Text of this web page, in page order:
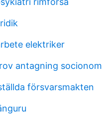
elektriker
antagning socionom
försvarsmakten